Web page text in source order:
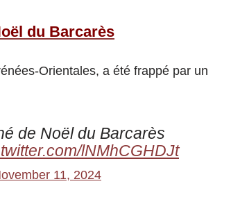
du Barcarès
Orientales, a été frappé par un
de Noël du Barcarès
lNMhCGHDJt
11, 2024